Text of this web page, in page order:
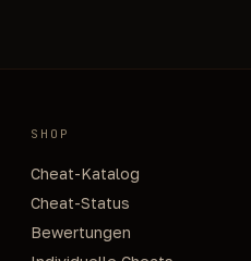
SHOP
Cheat-Katalog
Cheat-Status
Bewertungen